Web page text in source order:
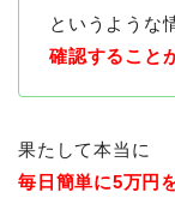
というような
確認すること
果たして本当に
毎日簡単に5万円